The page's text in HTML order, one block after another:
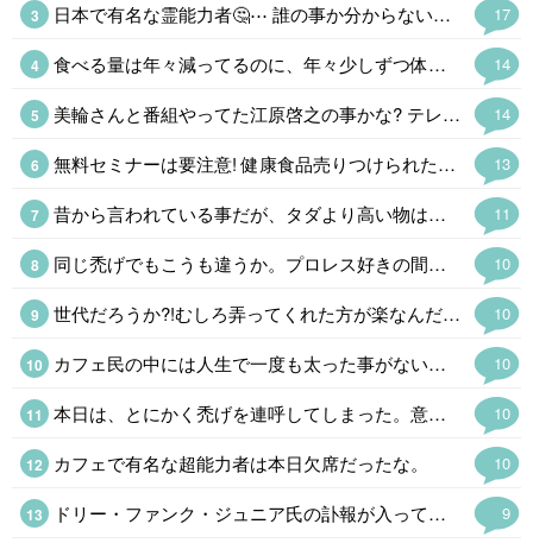
17
日本で有名な霊能力者🤔⋯ 誰の事か分からないけど、美輪さんなら運転してたよ😄
14
食べる量は年々減ってるのに、年々少しずつ体重が増える。 中年太りしない人、ほんと羨ましい。
14
美輪さんと番組やってた江原啓之の事かな? テレビには出てないけど、国分の件で動画出してたよ。 昔やってた番組で、国分は陶芸の道に行くと予言されてたけど、テレビには出なくなったし、予言通りになりそうだね。
13
無料セミナーは要注意! 健康食品売りつけられたり、保険の勧誘とか、罠がある。
11
昔から言われている事だが、タダより高い物はないのだ。入り口は無料、出口は有料。
10
同じ禿げでもこうも違うか。プロレス好きの間で有名な格好いい禿げである。
10
世代だろうか?!むしろ弄ってくれた方が楽なんだが(笑)。そう、禿げてますが何か。変に気を遣われると気不味い。
10
カフェ民の中には人生で一度も太った事がない者や痩せ型が多くて驚く。日本人は太りやすい遺伝子のはずなんだが。メタボ禿げと自虐する者と儂も大して変わらん(笑)。
10
本日は、とにかく禿げを連呼してしまった。意図はしていないのだが(笑)。
10
カフェで有名な超能力者は本日欠席だったな。
9
ドリー・ファンク・ジュニア氏の訃報が入って喪に服して自粛。荒法師ジン·キニスキーからNWA世界王座を奪った時は時代が変わったと思った。野球でいえば張本さんの世界からイチローの時代になったようなもので。馬場さんの全日本プロレスはファンク一家あってのものでファンには大恩人。あの世界で85歳で天寿を全うしたのは凄い。